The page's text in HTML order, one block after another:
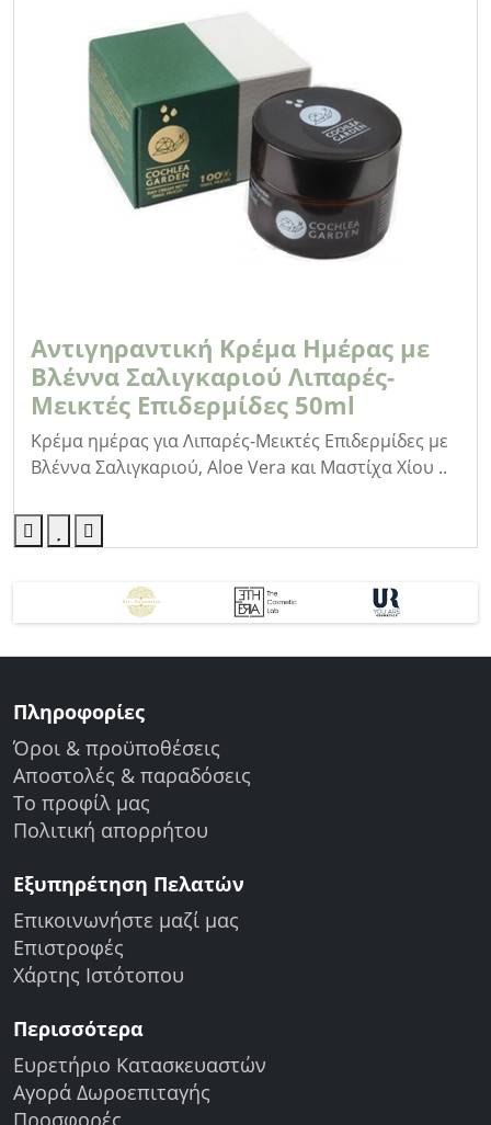
Αντιγηραντική Kρέμα Ημέρας με
Βλέννα Σαλιγκαριού Λιπαρές-
Μεικτές Επιδερμίδες 50ml
Κρέμα ημέρας για Λιπαρές-Μεικτές Επιδερμίδες με
Βλέννα Σαλιγκαριού, Aloe Vera και Μαστίχα Χίου ..
Πληροφορίες
Όροι & προϋποθέσεις
Αποστολές & παραδόσεις
Το προφίλ μας
Πολιτική απορρήτου
Εξυπηρέτηση Πελατών
Επικοινωνήστε μαζί μας
Επιστροφές
Χάρτης Ιστότοπου
Περισσότερα
Ευρετήριο Κατασκευαστών
Αγορά Δωροεπιταγής
Προσφορές